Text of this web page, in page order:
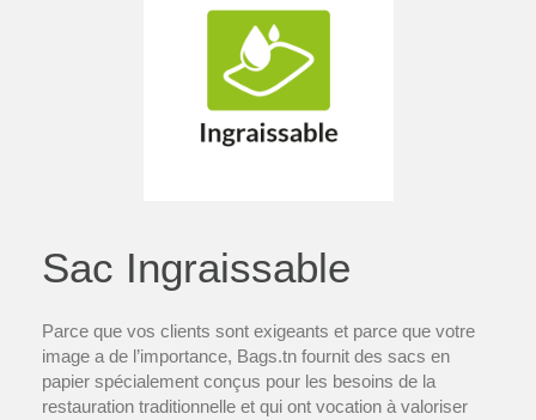
Sac Ingraissable
Parce que vos clients sont exigeants et parce que votre
image a de l’importance, Bags.tn fournit des sacs en
papier spécialement conçus pour les besoins de la
restauration traditionnelle et qui ont vocation à valoriser